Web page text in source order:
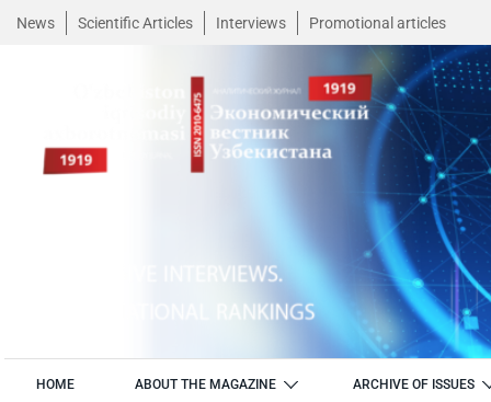
News Scientific Articles Interviews Promotional articles
HOME ABOUT THE MAGAZINE ARCHIVE OF ISSUES